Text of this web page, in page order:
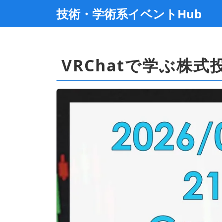
技術・学術系イベントHub
VRChatで学ぶ株式